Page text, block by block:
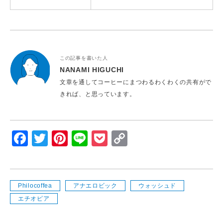
この記事を書いた人
NANAMI HIGUCHI
文章を通してコーヒーにまつわるわくわくの共有がで
きれば、と思っています。
Facebook
Twitter
Pinterest
LinePocket
Philocoffea アナエロビック
ウォッシュド
エチオピア